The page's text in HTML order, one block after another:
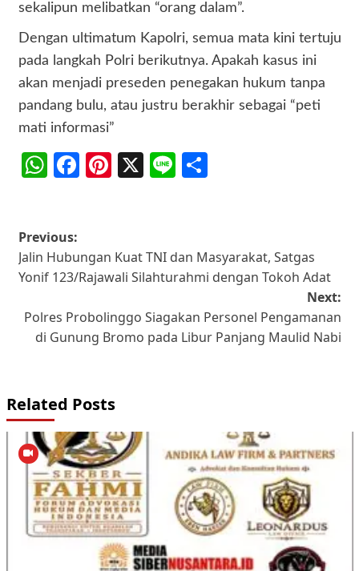
sekalipun melibatkan “orang dalam”.
Dengan ultimatum Kapolri, semua mata kini tertuju
pada langkah Polri berikutnya. Apakah kasus ini
akan menjadi preseden penegakan hukum tanpa
pandang bulu, atau justru berakhir sebagai “peti
mati informasi”
WhatsApp
Facebook
Pinterest
X Line
Post
navigation
Previous:
Jalin Hubungan Kuat TNI dan Masyarakat, Satgas
Yonif 123/Rajawali Silahturahmi dengan Tokoh Adat
Next:
Polres Probolinggo Siagakan Personel Pengamanan
di Gunung Bromo pada Libur Panjang Maulid Nabi
Related Posts